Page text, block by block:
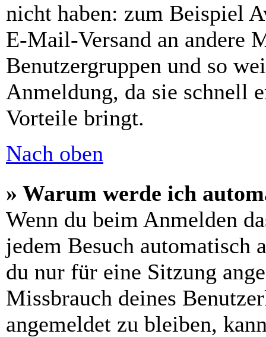
nicht haben: zum Beispiel
E-Mail-Versand an andere
Benutzergruppen und so
Anmeldung, da sie schnell
Vorteile bringt.
Nach oben
» Warum werde ich
Wenn du beim Anmelden
jedem Besuch automatisch
du nur für eine Sitzung
Missbrauch deines
angemeldet zu bleiben,